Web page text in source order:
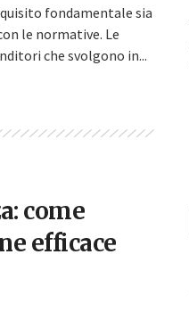
fondamentale sia
le normative. Le
che svolgono in...
come
efficace